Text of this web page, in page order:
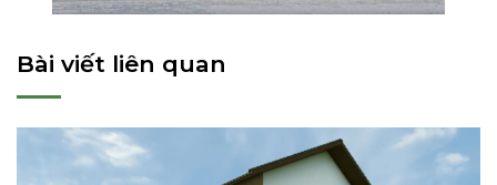
Bài viết liên quan